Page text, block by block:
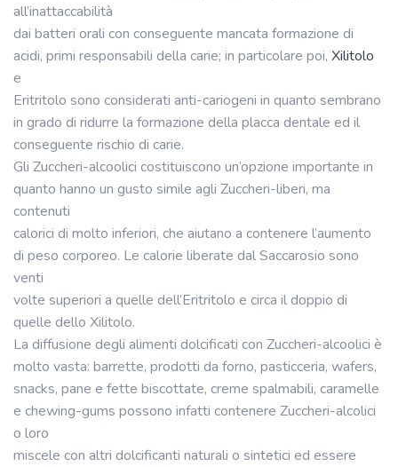
all’inattaccabilità
dai batteri orali con conseguente mancata formazione di
acidi, primi responsabili della carie; in particolare poi, Xilitolo
e
Eritritolo sono considerati anti-cariogeni in quanto sembrano
in grado di ridurre la formazione della placca dentale ed il
conseguente rischio di carie.
Gli Zuccheri-alcoolici costituiscono un’opzione importante in
quanto hanno un gusto simile agli Zuccheri-liberi, ma
contenuti
calorici di molto inferiori, che aiutano a contenere l’aumento
di peso corporeo. Le calorie liberate dal Saccarosio sono
venti
volte superiori a quelle dell’Eritritolo e circa il doppio di
quelle dello Xilitolo.
La diffusione degli alimenti dolcificati con Zuccheri-alcoolici è
molto vasta: barrette, prodotti da forno, pasticceria, wafers,
snacks, pane e fette biscottate, creme spalmabili, caramelle
e chewing-gums possono infatti contenere Zuccheri-alcolici
o loro
miscele con altri dolcificanti naturali o sintetici ed essere